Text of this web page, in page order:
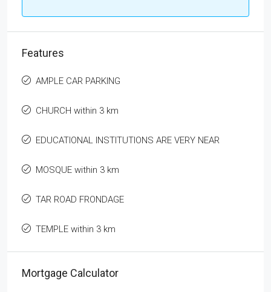
Features
AMPLE CAR PARKING
CHURCH within 3 km
EDUCATIONAL INSTITUTIONS ARE VERY NEAR
MOSQUE within 3 km
TAR ROAD FRONDAGE
TEMPLE within 3 km
Mortgage Calculator